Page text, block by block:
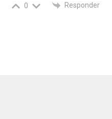
0 Responder